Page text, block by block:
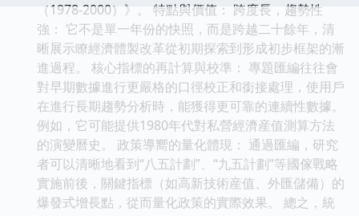
（1978-2000）》。 特點與價值： 跨度長，趨勢性
強： 它不是單一年份的快照，而是跨越二十餘年，清
晰展示瞭經濟體製改革從初期探索到形成初步框架的漸
進過程。 核心指標的再計算與校準： 專題匯編往往會
對早期數據進行更嚴格的口徑校正和銜接處理，使用戶
在進行長期趨勢分析時，能獲得更可靠的連續性數據。
例如，它可能提供1980年代對私營經濟産值測算方法
的演變曆史。 政策導嚮的量化體現： 通過匯編，研究
者可以清晰地看到“八五計劃”、“九五計劃”等國傢戰略
實施前後，關鍵指標（如高新技術産值、外匯儲備）的
爆發式增長點，從而量化政策的實際效果。 總之，統